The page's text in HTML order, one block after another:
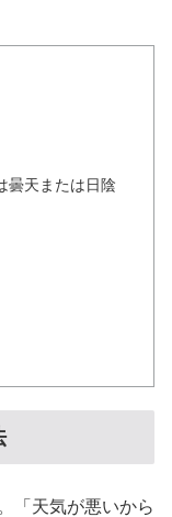
曇天または日陰
「天気が悪いから